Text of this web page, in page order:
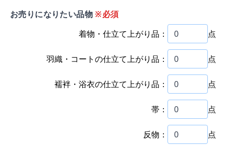
お売りになりたい品物 ※必須
着物・仕立て上がり品：
点
羽織・コートの仕立て上がり品： 点
襦袢・浴衣の仕立て上がり品： 点
帯： 点
反物： 点